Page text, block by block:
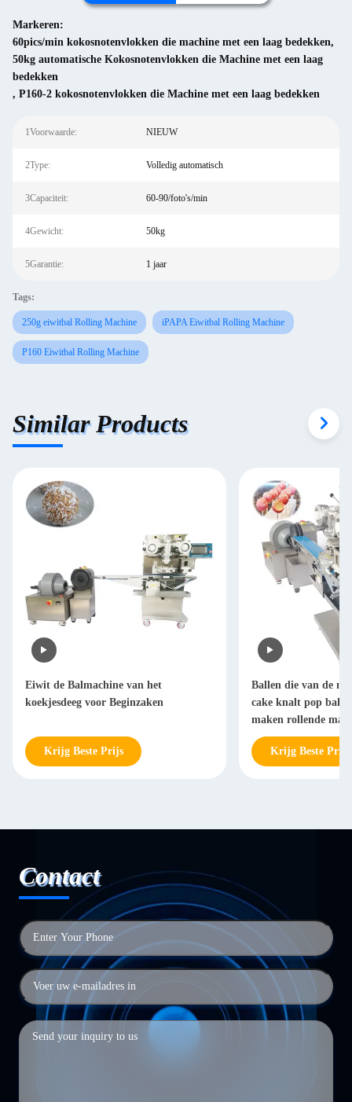
Markeren:
60pics/min kokosnotenvlokken die machine met een laag bedekken,
50kg automatische Kokosnotenvlokken die Machine met een laag
bedekken
, P160-2 kokosnotenvlokken die Machine met een laag bedekken
1Voorwaarde: NIEUW
2Type: Volledig automatisch
3Capaciteit: 60-90/foto's/min
4Gewicht: 50kg
5Garantie: 1 jaar
Tags:
250g eiwitbal Rolling Machine iPAPA Eiwitbal Rolling Machine
P160 Eiwitbal Rolling Machine
Similar Products
Eiwit de Balmachine van het
koekjesdeeg voor Beginzaken
Krijg Beste Prijs
Ballen die van de
cake knalt pop
maken rollende
Krijg Beste Prijs
Contact